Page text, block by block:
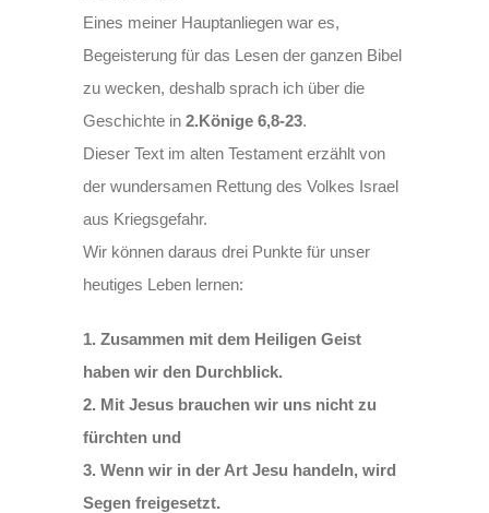
Eines meiner Hauptanliegen war es,
Begeisterung für das Lesen der ganzen Bibel
zu wecken, deshalb sprach ich über die
Geschichte in2.Könige 6,8-23.
Dieser Text im alten Testament erzählt von
der wundersamen Rettung des Volkes Israel
aus Kriegsgefahr.
Wir können daraus drei Punkte für unser
heutiges Leben lernen:
1. Zusammen mit dem Heiligen Geist
haben wir den Durchblick.
2. Mit Jesus brauchen wir uns nicht zu
fürchten und
3. Wenn wir in der Art Jesu handeln, wird
Segen freigesetzt.